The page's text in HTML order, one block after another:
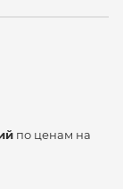
по ценам на